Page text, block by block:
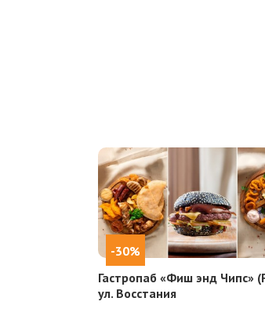
-30%
Гастропаб «Фиш энд Чипс»
ул. Восстания